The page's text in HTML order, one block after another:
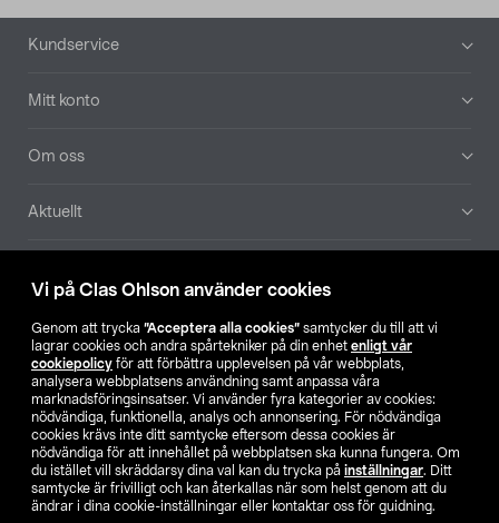
Vi på Clas Ohlson använder cookies
Genom att trycka ”Acceptera alla cookies” samtycker du till att vi
lagrar cookies och andra spårtekniker på din enhet enligt vår
cookiepolicy för att förbättra upplevelsen på vår webbplats,
analysera webbplatsens användning samt anpassa våra
marknadsföringsinsatser. Vi använder fyra kategorier av cookies:
nödvändiga, funktionella, analys och annonsering. För nödvändiga
cookies krävs inte ditt samtycke eftersom dessa cookies är
nödvändiga för att innehållet på webbplatsen ska kunna fungera. Om
du istället vill skräddarsy dina val kan du trycka på inställningar. Ditt
samtycke är frivilligt och kan återkallas när som helst genom att du
ändrar i dina cookie-inställningar eller kontaktar oss för guidning.
Sidfot
Kundservice
Mitt konto
Om oss
Aktuellt
Hitta butik
SE NO FI